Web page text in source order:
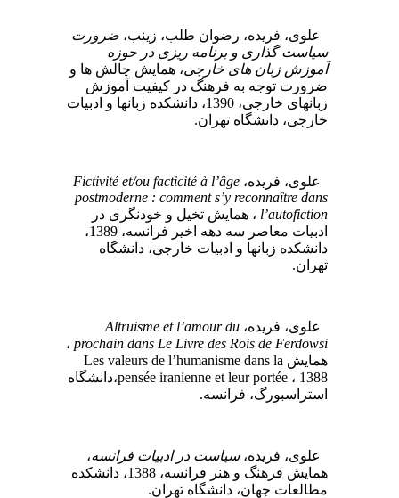
علوی، فریده، رضوان طلب، زینب،ضرورت
سیاست گذاری و برنامه ریزی در حوزه
آموزش زبان های خارجی، همایش چالش ها و
ضرورت توجه به فرهنگ در کیفیت آموزش
زبانهای خارجی، 1390، دانشکده زبانها و ادبیات
خارجی، دانشگاه تهران.
علوی، فریده،Fictivité et/ou facticité à l’âge
postmoderne : comment s’y reconnaître dans
l’autofiction ، همایش تخیل و خودنگری در
ادبیات معاصر سه دهه اخیر فرانسه، 1389،
دانشکده زبانها و ادبیات خارجی، دانشگاه
تهران.
علوی، فریده،Altruisme et l’amour du
prochain dans Le Livre des Rois de Ferdowsi ،
همایش Les valeurs de l’humanisme dans la
pensée iranienne et leur portée ، 1388،دانشگاه
استراسبورگ، فرانسه.
علوی، فریده،سیاست در ادبیات فرانسه،
همایش فرهنگ و هنر فرانسه، 1388، دانشکده
مطالعات جهان، دانشگاه تهران.